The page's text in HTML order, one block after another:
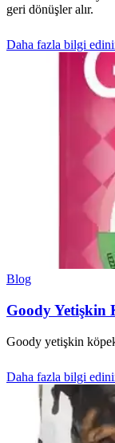
geri dönüşler alır.
Daha fazla bilgi
Blog
Goody Yetişkin
Goody yetişkin
Daha fazla bilgi